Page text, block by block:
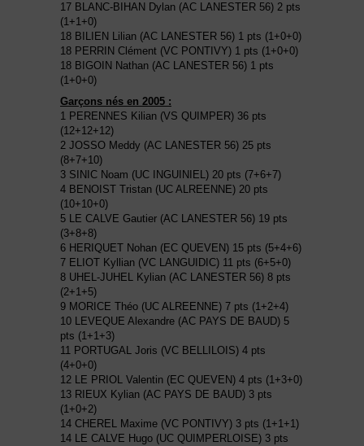
17 BLANC-BIHAN Dylan (AC LANESTER 56) 2 pts
(1+1+0)
18 BILIEN Lilian (AC LANESTER 56) 1 pts (1+0+0)
18 PERRIN Clément (VC PONTIVY) 1 pts (1+0+0)
18 BIGOIN Nathan (AC LANESTER 56) 1 pts
(1+0+0)
Garçons nés en 2005 :
1 PERENNES Kilian (VS QUIMPER) 36 pts
(12+12+12)
2 JOSSO Meddy (AC LANESTER 56) 25 pts
(8+7+10)
3 SINIC Noam (UC INGUINIEL) 20 pts (7+6+7)
4 BENOIST Tristan (UC ALREENNE) 20 pts
(10+10+0)
5 LE CALVE Gautier (AC LANESTER 56) 19 pts
(3+8+8)
6 HERIQUET Nohan (EC QUEVEN) 15 pts (5+4+6)
7 ELIOT Kyllian (VC LANGUIDIC) 11 pts (6+5+0)
8 UHEL-JUHEL Kylian (AC LANESTER 56) 8 pts
(2+1+5)
9 MORICE Théo (UC ALREENNE) 7 pts (1+2+4)
10 LEVEQUE Alexandre (AC PAYS DE BAUD) 5
pts (1+1+3)
11 PORTUGAL Joris (VC BELLILOIS) 4 pts
(4+0+0)
12 LE PRIOL Valentin (EC QUEVEN) 4 pts (1+3+0)
13 RIEUX Kylian (AC PAYS DE BAUD) 3 pts
(1+0+2)
14 CHEREL Maxime (VC PONTIVY) 3 pts (1+1+1)
14 LE CALVE Hugo (UC QUIMPERLOISE) 3 pts